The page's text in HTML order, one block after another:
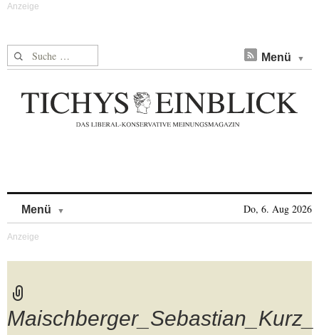
Suche nach: Menü
Menü Do, 6. Aug 2026
Maischberger_Sebastian_Kurz_